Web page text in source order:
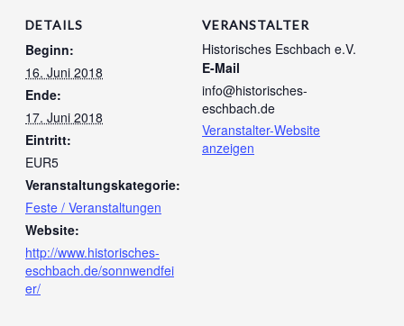
DETAILS
Beginn:
16. Juni 2018
Ende:
17. Juni 2018
Eintritt:
EUR5
Veranstaltungskategorie:
Feste / Veranstaltungen
Website:
http://www.historisches-
eschbach.de/sonnwendfei
er/
VERANSTALTER
Historisches Eschbach e.V.
E-Mail
info@historisches-
eschbach.de
Veranstalter-Website
anzeigen